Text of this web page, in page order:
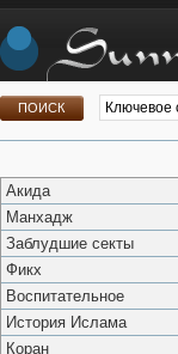
Акида
Манхадж
Заблудшие секты
Фикх
Воспитательное
История Ислама
Коран